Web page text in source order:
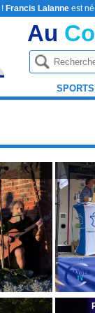
! Francis Lalanne est
Au
SPORTS